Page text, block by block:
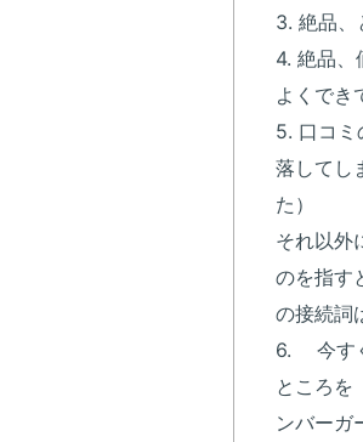
3. 絶品、
4. 絶品、
よくでき
5. 口コミ
落してし
た）
それ以外
のを指す
の接続詞
6. 今す
ところを
ンバーガ